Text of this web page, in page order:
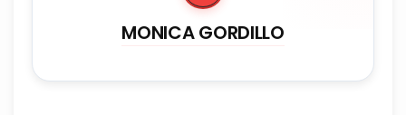
MONICA GORDILLO